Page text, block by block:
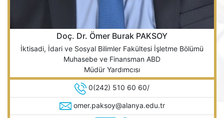
Doç. Dr. Ömer Burak PAKSOY
İktisadi, İdari ve Sosyal Bilimler Fakültesi İşletme Bölümü
Muhasebe ve Finansman ABD
Müdür Yardımcısı
0(242) 510 60 60/
omer.paksoy@alanya.edu.tr